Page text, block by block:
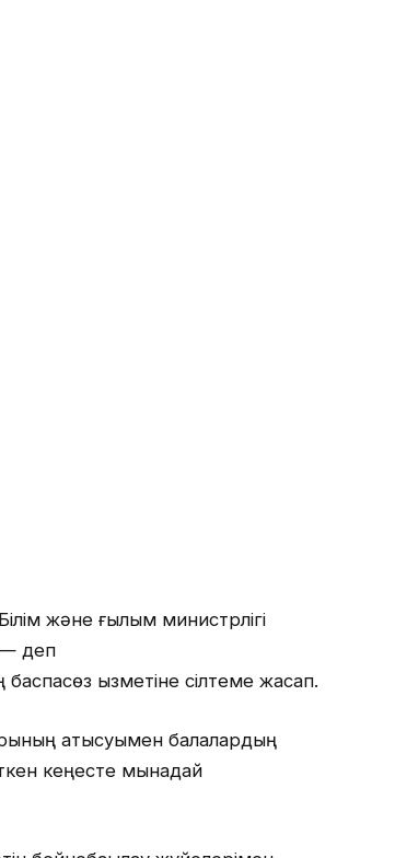
және ғылым министрлігі
— деп
баспасөз қызметіне сілтеме жасап.
қатысуымен балалардың
кеңесте мынадай